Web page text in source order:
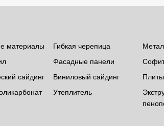
материалы Гибкая черепица
Фасадные панели
сайдинг
Виниловый сайдинг
Утеплитель